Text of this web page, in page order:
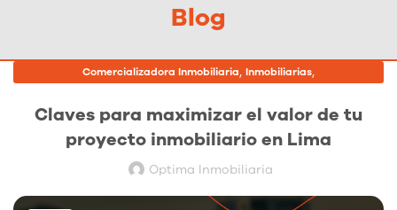
Blog
Comercializadora Inmobiliaria, Inmobiliarias,
Claves para maximizar el valor de tu
proyecto inmobiliario en Lima
Optima Inmobiliaria